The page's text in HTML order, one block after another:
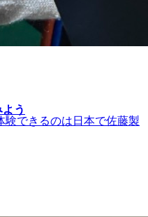
う
験できるのは日本で佐藤製